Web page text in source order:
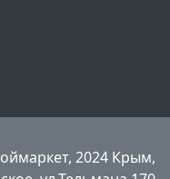
2024 Крым,